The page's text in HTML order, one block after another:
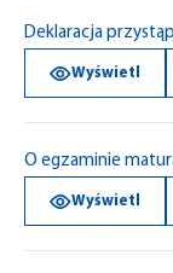
Deklaracja
Wyświetl
O egzaminie
Wyświetl